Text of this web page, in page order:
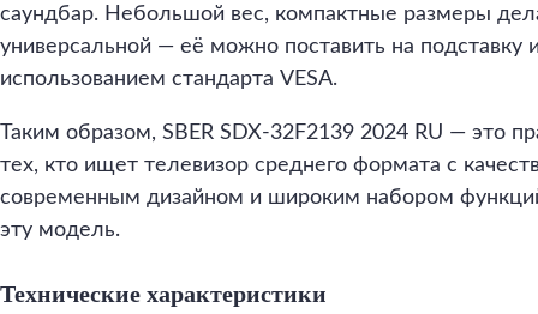
саундбар. Небольшой вес, компактные размеры
универсальной — её можно поставить на подставку
использованием стандарта VESA.
Таким образом, SBER SDX-32F2139 2024 RU — это
тех, кто ищет телевизор среднего формата с
современным дизайном и широким набором
эту модель.
Технические характеристики